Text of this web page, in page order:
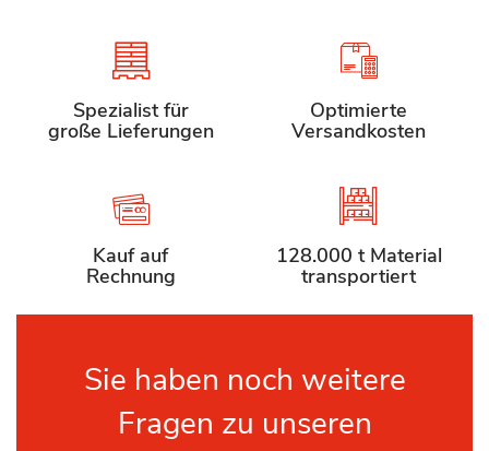
Spezialist für
große Lieferungen
Optimierte
Versandkosten
Kauf auf
Rechnung
128.000 t Material
transportiert
Sie haben noch weitere
Fragen zu unseren